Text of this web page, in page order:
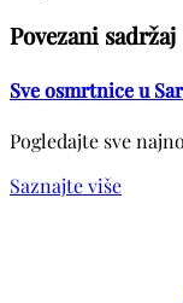
Povezani sadržaj
Sve osmrtnice u
Pogledajte sve
Saznajte više